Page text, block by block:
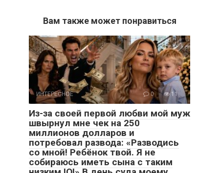
Вам также может понравиться
ИНТЕРЕСНОЕ 0 11
Из-за своей первой любви мой муж
швырнул мне чек на 250
миллионов долларов и
потребовал развода: «Разводись
со мной! Ребёнок твой. Я не
собираюсь иметь сына с таким